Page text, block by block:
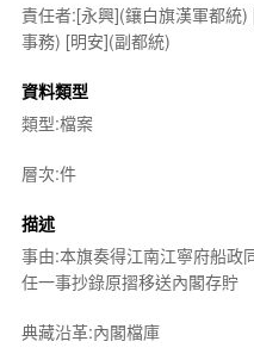
責任者:[永興](鑲白旗漢軍都統
事務) [明安](副都統)
資料類型
類型:檔案
層次:件
描述
事由:本旗奏得江南江寧府船政
任一事抄錄原摺移送內閣存貯
典藏沿革:內閣檔庫